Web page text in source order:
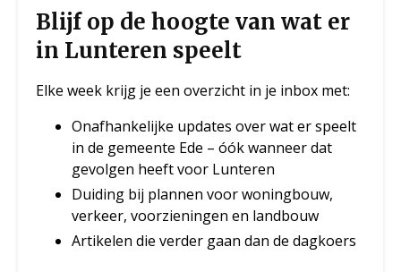
Blijf op de hoogte van wat er
in Lunteren speelt
Elke week krijg je een overzicht in je inbox met:
Onafhankelijke updates over wat er speelt
in de gemeente Ede – óók wanneer dat
gevolgen heeft voor Lunteren
Duiding bij plannen voor woningbouw,
verkeer, voorzieningen en landbouw
Artikelen die verder gaan dan de dagkoers